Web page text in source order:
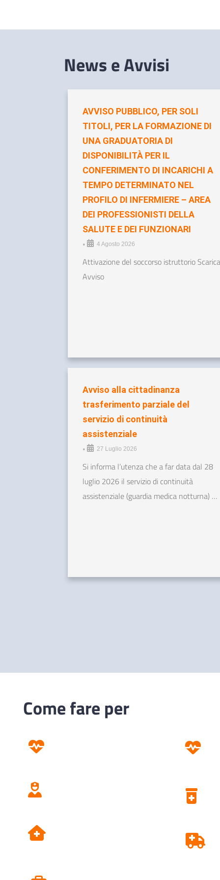
News e Avvisi
AVVISO PUBBLICO, PER SOLI
TITOLI, PER LA FORMAZIONE DI
UNA GRADUATORIA DI
DISPONIBILITÀ PER IL
CONFERIMENTO DI INCARICHI A
TEMPO DETERMINATO NEL
PROFILO DI INFERMIERE – AREA
DEI PROFESSIONISTI DELLA
SALUTE E DEI FUNZIONARI
• 4 Agosto 2026
Attivazione del soccorso istruttorio Scarica
Avviso
Avviso alla cittadinanza
trasferimento parziale del
servizio di continuità
assistenziale
• 27 Luglio 2026
Si informa l’utenza che a far data dal 28
luglio 2026 il servizio di continuità
assistenziale (guardia medica notturna) …
Come fare per